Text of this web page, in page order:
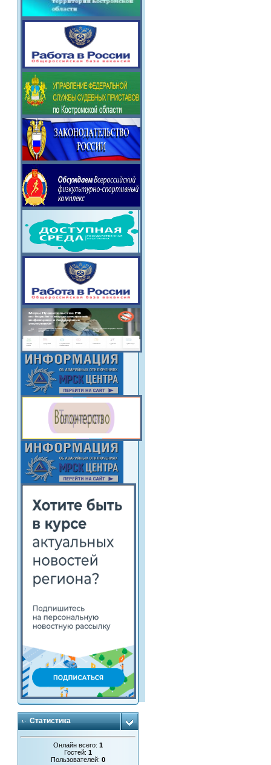
Статистика
Онлайн всего:1
Гостей:1
Пользователей:0